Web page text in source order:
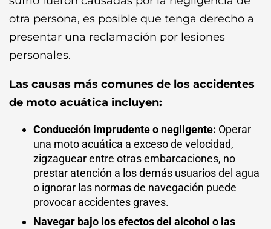
otra persona, es posible que tenga derecho a
presentar una reclamación por lesiones
personales.
Las causas más comunes de los accidentes
de moto acuática incluyen:
Conducción imprudente o negligente: Operar
una moto acuática a exceso de velocidad,
zigzaguear entre otras embarcaciones, no
prestar atención a los demás usuarios del agua
o ignorar las normas de navegación puede
provocar accidentes graves.
Navegar bajo los efectos del alcohol o las